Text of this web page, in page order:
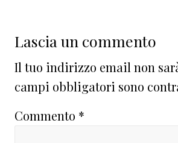
Lascia un commento
Il tuo indirizzo email non
campi obbligatori sono
Commento *